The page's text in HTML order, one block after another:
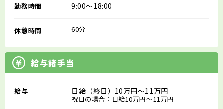
勤務時間 9:00～18:00
休憩時間 60分
給与諸手当
給与 日給（終日）10万円～11万円
祝日の場合：日給10万円～11万円